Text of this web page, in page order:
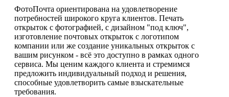
ФотоПочта ориентирована на удовлетворение
потребностей широкого круга клиентов. Печать
открыток с фотографией, с дизайном "под ключ",
изготовление почтовых открыток с логотипом
компании или же создание уникальных открыток с
вашим рисунком - всё это доступно в рамках одного
сервиса. Мы ценим каждого клиента и стремимся
предложить индивидуальный подход и решения,
способные удовлетворить самые взыскательные
требования.